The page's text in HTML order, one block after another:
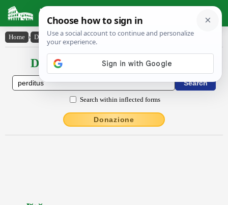
Latin Dictionary
Home › Declensions / Conjugations › perdĭtŭs
Declensions / Conjugations latin
Search within inflected forms
Donazione